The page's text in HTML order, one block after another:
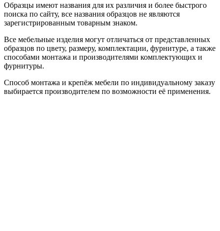
Образцы имеют названия для их различия и более быстрого
поиска по сайту, все названия образцов не являются
зарегистрированным товарным знаком.
Все мебельные изделия могут отличаться от представленных
образцов по цвету, размеру, комплектации, фурнитуре, а также
способами монтажа и производителями комплектующих и
фурнитуры.
Способ монтажа и крепёж мебели по индивидуальному заказу
выбирается производителем по возможности её применения.